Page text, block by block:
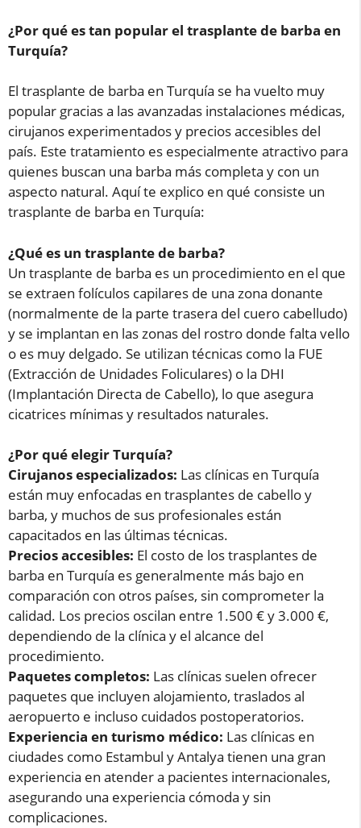
¿Por qué es tan popular el trasplante de barba en
Turquía?
El trasplante de barba en Turquía se ha vuelto muy
popular gracias a las avanzadas instalaciones médicas,
cirujanos experimentados y precios accesibles del
país. Este tratamiento es especialmente atractivo para
quienes buscan una barba más completa y con un
aspecto natural. Aquí te explico en qué consiste un
trasplante de barba en Turquía:
¿Qué es un trasplante de barba?
Un trasplante de barba es un procedimiento en el que
se extraen folículos capilares de una zona donante
(normalmente de la parte trasera del cuero cabelludo)
y se implantan en las zonas del rostro donde falta vello
o es muy delgado. Se utilizan técnicas como la FUE
(Extracción de Unidades Foliculares) o la DHI
(Implantación Directa de Cabello), lo que asegura
cicatrices mínimas y resultados naturales.
¿Por qué elegir Turquía?
Cirujanos especializados: Las clínicas en Turquía
están muy enfocadas en trasplantes de cabello y
barba, y muchos de sus profesionales están
capacitados en las últimas técnicas.
Precios accesibles: El costo de los trasplantes de
barba en Turquía es generalmente más bajo en
comparación con otros países, sin comprometer la
calidad. Los precios oscilan entre 1.500 € y 3.000 €,
dependiendo de la clínica y el alcance del
procedimiento.
Paquetes completos: Las clínicas suelen ofrecer
paquetes que incluyen alojamiento, traslados al
aeropuerto e incluso cuidados postoperatorios.
Experiencia en turismo médico: Las clínicas en
ciudades como Estambul y Antalya tienen una gran
experiencia en atender a pacientes internacionales,
asegurando una experiencia cómoda y sin
complicaciones.